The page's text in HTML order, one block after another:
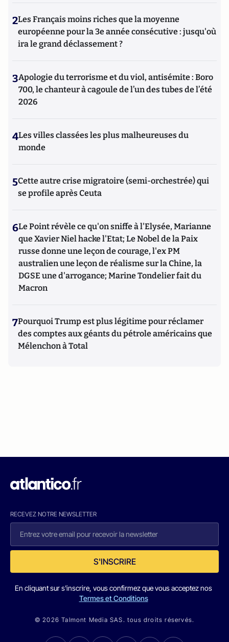
2Les Français moins riches que la moyenne
européenne pour la 3e année consécutive : jusqu'où
ira le grand déclassement ?
3Apologie du terrorisme et du viol, antisémite : Boro
700, le chanteur à cagoule de l’un des tubes de l’été
2026
4Les villes classées les plus malheureuses du
monde
5Cette autre crise migratoire (semi-orchestrée) qui
se profile après Ceuta
6Le Point révèle ce qu'on sniffe à l'Elysée, Marianne
que Xavier Niel hacke l'Etat; Le Nobel de la Paix
russe donne une leçon de courage, l'ex PM
australien une leçon de réalisme sur la Chine, la
DGSE une d'arrogance; Marine Tondelier fait du
Macron
7Pourquoi Trump est plus légitime pour réclamer
des comptes aux géants du pétrole américains que
Mélenchon à Total
RECEVEZ NOTRE NEWSLETTER
S'INSCRIRE
En cliquant sur s'inscrire, vous confirmez que vous acceptez nos
Termes et Conditions
© 2026 Talmont Media SAS. tous droits réservés.